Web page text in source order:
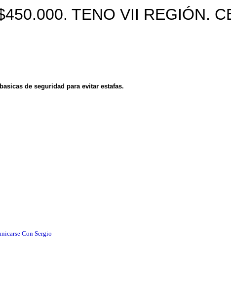
TENO VII REGIÓN.
de seguridad para evitar estafas.
Con Sergio